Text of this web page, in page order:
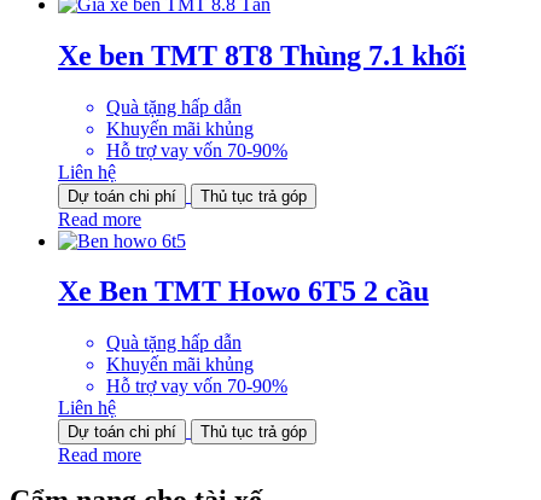
Xe ben TMT 8T8 Thùng 7.1 khối
Quà tặng hấp dẫn
Khuyến mãi khủng
Hỗ trợ vay vốn 70-90%
Liên hệ
Dự toán chi phí Thủ tục trả góp
Read more
Xe Ben TMT Howo 6T5 2 cầu
Quà tặng hấp dẫn
Khuyến mãi khủng
Hỗ trợ vay vốn 70-90%
Liên hệ
Dự toán chi phí Thủ tục trả góp
Read more